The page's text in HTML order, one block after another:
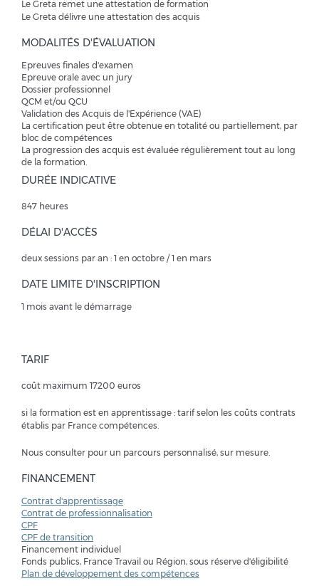
Le Greta remet une attestation de formation
Le Greta délivre une attestation des acquis
MODALITÉS D'ÉVALUATION
Epreuves finales d'examen
Epreuve orale avec un jury
Dossier professionnel
QCM et/ou QCU
Validation des Acquis de l'Expérience (VAE)
La certification peut être obtenue en totalité ou partiellement, par
bloc de compétences
La progression des acquis est évaluée régulièrement tout au long
de la formation.
DURÉE INDICATIVE
847 heures
DÉLAI D'ACCÈS
deux sessions par an : 1 en octobre / 1 en mars
DATE LIMITE D'INSCRIPTION
1 mois avant le démarrage
TARIF
coût maximum 17200 euros
si la formation est en apprentissage : tarif selon les coûts contrats
établis par France compétences.
Nous consulter pour un parcours personnalisé, sur mesure.
FINANCEMENT
Contrat d'apprentissage
Contrat de professionnalisation
CPF
CPF de transition
Financement individuel
Fonds publics, France Travail ou Région, sous réserve d'éligibilité
Plan de développement des compétences